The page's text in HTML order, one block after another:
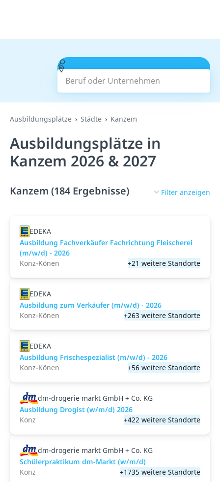
Beruf oder Unternehmen
Suchen
Ausbildungsplätze Städte Kanzem
Ausbildungsplätze in
Kanzem 2026 & 2027
Kanzem (184 Ergebnisse) Filter anzeigen
EDEKA
Ausbildung Fachverkäufer Fachrichtung Fleischerei
(m/w/d) - 2026
Konz-Könen
+21 weitere Standorte
EDEKA
Ausbildung zum Verkäufer (m/w/d) - 2026
Konz-Könen
+263 weitere Standorte
EDEKA
Ausbildung Frischespezialist (m/w/d) - 2026
Konz-Könen
+56 weitere Standorte
dm-drogerie markt GmbH + Co. KG
Ausbildung Drogist (w/m/d) 2026
Konz
+422 weitere Standorte
dm-drogerie markt GmbH + Co. KG
Schülerpraktikum dm-Markt (w/m/d)
Konz
+1735 weitere Standorte